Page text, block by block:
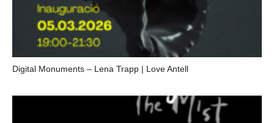
Digital Monuments – Lena Trapp | Love Antell